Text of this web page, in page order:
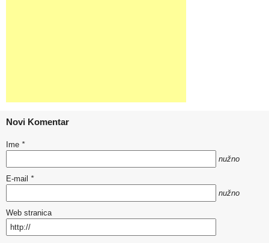
Novi Komentar
Ime *
nužno
E-mail *
nužno
Web stranica